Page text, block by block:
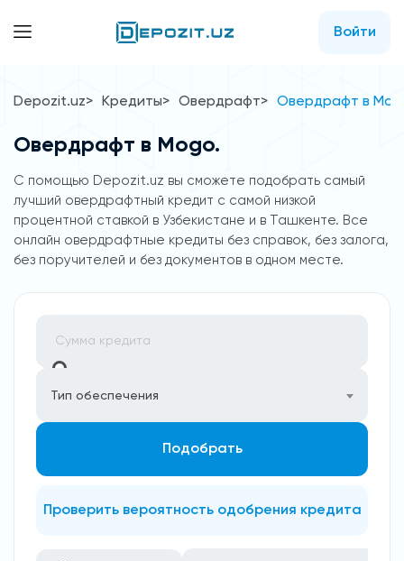
Войти
Depozit.uz Кредиты Овердрафт Овердрафт в
Овердрафт в Mogo.
С помощью Depozit.uz вы сможете подобрать самый
лучший овердрафтный кредит с самой низкой
процентной ставкой в Узбекистане и в Ташкенте. Все
онлайн овердрафтные кредиты без справок, без залога,
без поручителей и без документов в одном месте.
Тип обеспечения
Подобрать
Проверить вероятность одобрения кредита